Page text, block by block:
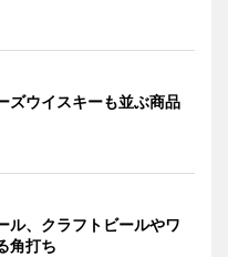
ズウイスキーも並ぶ商品
ル、クラフトビールやワ
角打ち